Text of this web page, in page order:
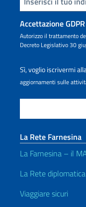
Accettazione GDPR
Autorizzo il trattamento
Decreto Legislativo 30
Sì, voglio iscrivermi
aggiornamenti sulle
La Rete Farnesina
La Farnesina – il
La Rete diplomatica
Viaggiare sicuri